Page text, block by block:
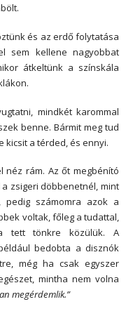
és az erdő folytatása
sem kellene nagyobbat
átkeltünk a színskála
mindkét karommal
benne. Bármit meg tud
kicsit a térded, és ennyi.
néz rám. Az őt megbénító
zsigeri döbbenetnél, mint
számomra azok a
voltak, főleg a tudattal,
tett tönkre közülük. A
bedobta a disznók
még ha csak egyszer
mintha nem volna
megérdemlik.”